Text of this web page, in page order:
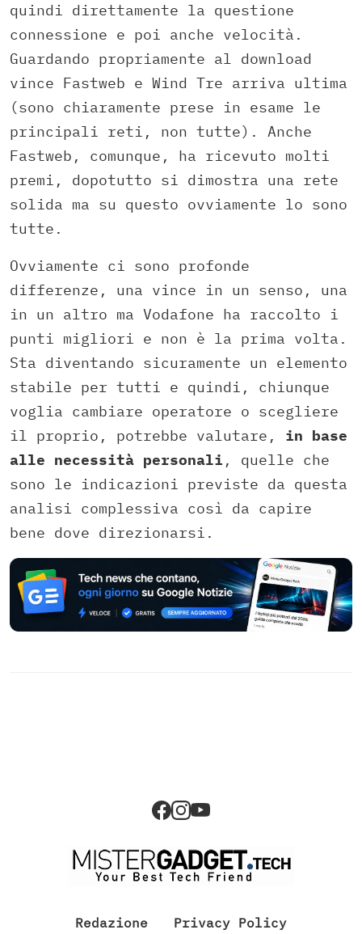
quindi direttamente la questione
connessione e poi anche velocità.
Guardando propriamente al download
vince Fastweb e Wind Tre arriva ultima
(sono chiaramente prese in esame le
principali reti, non tutte). Anche
Fastweb, comunque, ha ricevuto molti
premi, dopotutto si dimostra una rete
solida ma su questo ovviamente lo sono
tutte.
Ovviamente ci sono profonde
differenze, una vince in un senso, una
in un altro ma Vodafone ha raccolto i
punti migliori e non è la prima volta.
Sta diventando sicuramente un elemento
stabile per tutti e quindi, chiunque
voglia cambiare operatore o scegliere
il proprio, potrebbe valutare, in base
alle necessità personali , quelle che
sono le indicazioni previste da questa
analisi complessiva così da capire
bene dove direzionarsi.
Redazione Privacy Policy